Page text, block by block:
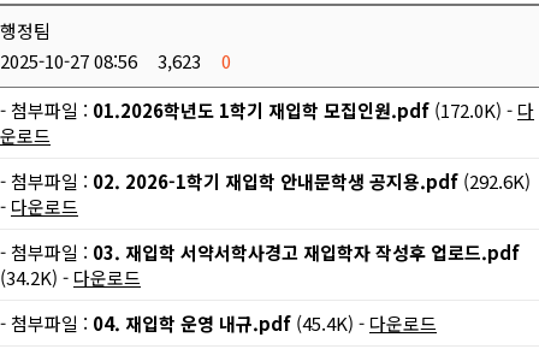
행정팀
2025-10-27 08:56
3,623
0
- 첨부파일 : 01.2026학년도 1학기 재입학 모집인원.pdf (172.0K) - 다
운로드
- 첨부파일 : 02. 2026-1학기 재입학 안내문학생 공지용.pdf (292.6K)
- 다운로드
- 첨부파일 : 03. 재입학 서약서학사경고 재입학자 작성후 업로드.pdf
(34.2K) - 다운로드
- 첨부파일 : 04. 재입학 운영 내규.pdf (45.4K) - 다운로드